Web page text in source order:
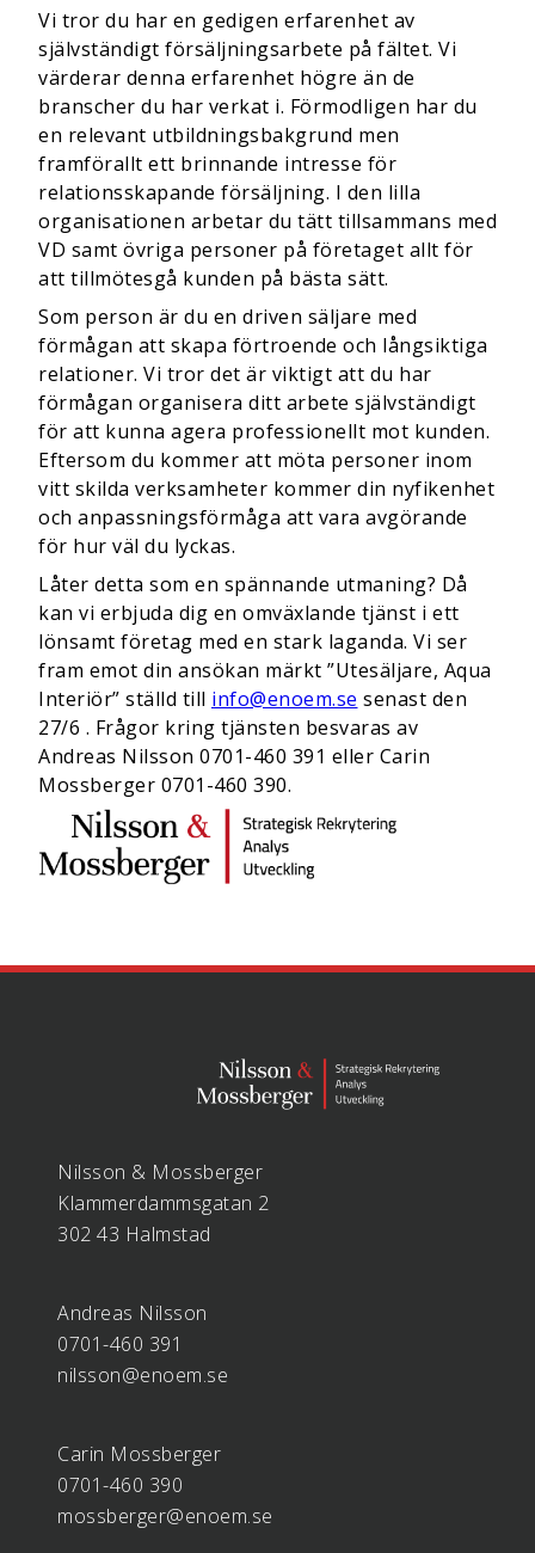
Vi tror du har en gedigen erfarenhet av
självständigt försäljningsarbete på fältet. Vi
värderar denna erfarenhet högre än de
branscher du har verkat i. Förmodligen har du
en relevant utbildningsbakgrund men
framförallt ett brinnande intresse för
relationsskapande försäljning. I den lilla
organisationen arbetar du tätt tillsammans med
VD samt övriga personer på företaget allt för
att tillmötesgå kunden på bästa sätt.
Som person är du en driven säljare med
förmågan att skapa förtroende och långsiktiga
relationer. Vi tror det är viktigt att du har
förmågan organisera ditt arbete självständigt
för att kunna agera professionellt mot kunden.
Eftersom du kommer att möta personer inom
vitt skilda verksamheter kommer din nyfikenhet
och anpassningsförmåga att vara avgörande
för hur väl du lyckas.
Låter detta som en spännande utmaning? Då
kan vi erbjuda dig en omväxlande tjänst i ett
lönsamt företag med en stark laganda. Vi ser
fram emot din ansökan märkt ”Utesäljare, Aqua
Interiör” ställd till info@enoem.se senast den
27/6 . Frågor kring tjänsten besvaras av
Andreas Nilsson 0701-460 391 eller Carin
Mossberger 0701-460 390.
Nilsson & Mossberger
Klammerdammsgatan 2
302 43 Halmstad
Andreas Nilsson
0701-460 391
nilsson@enoem.se
Carin Mossberger
0701-460 390
mossberger@enoem.se